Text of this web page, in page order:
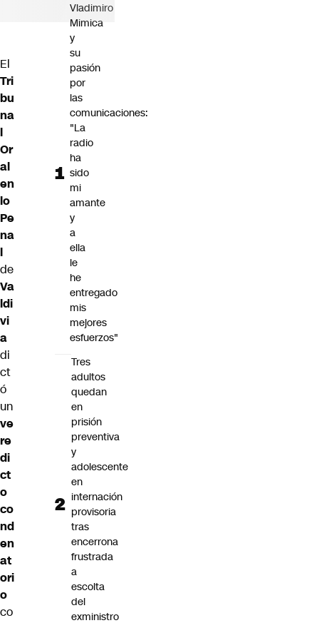
El
Tri
bu
na
l
Or
al
en
lo
Pe
na
l
de
Va
ldi
vi
a
di
ct
ó
un
ve
re
di
ct
o
co
nd
en
at
ori
o
co
Vladimiro
Mimica
y
su
pasión
por
las
comunicaciones:
"La
radio
ha
sido
mi
amante
y
a
ella
le
he
entregado
mis
mejores
esfuerzos"
Tres
adultos
quedan
en
prisión
preventiva
y
adolescente
en
internación
provisoria
tras
encerrona
frustrada
a
escolta
del
exministro